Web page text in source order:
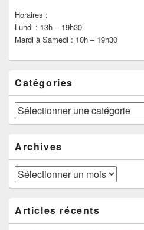
Horaires :
Lundi : 13h – 19h30
Mardi à Samedi : 10h – 19h30
Catégories
Catégories
Archives
Archives
Articles récents